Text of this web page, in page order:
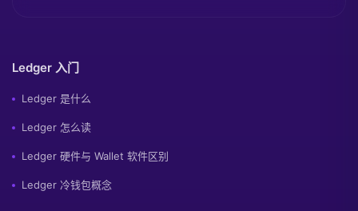
Ledger 入门
Ledger 是什么
Ledger 怎么读
Ledger 硬件与 Wallet 软件区别
Ledger 冷钱包概念